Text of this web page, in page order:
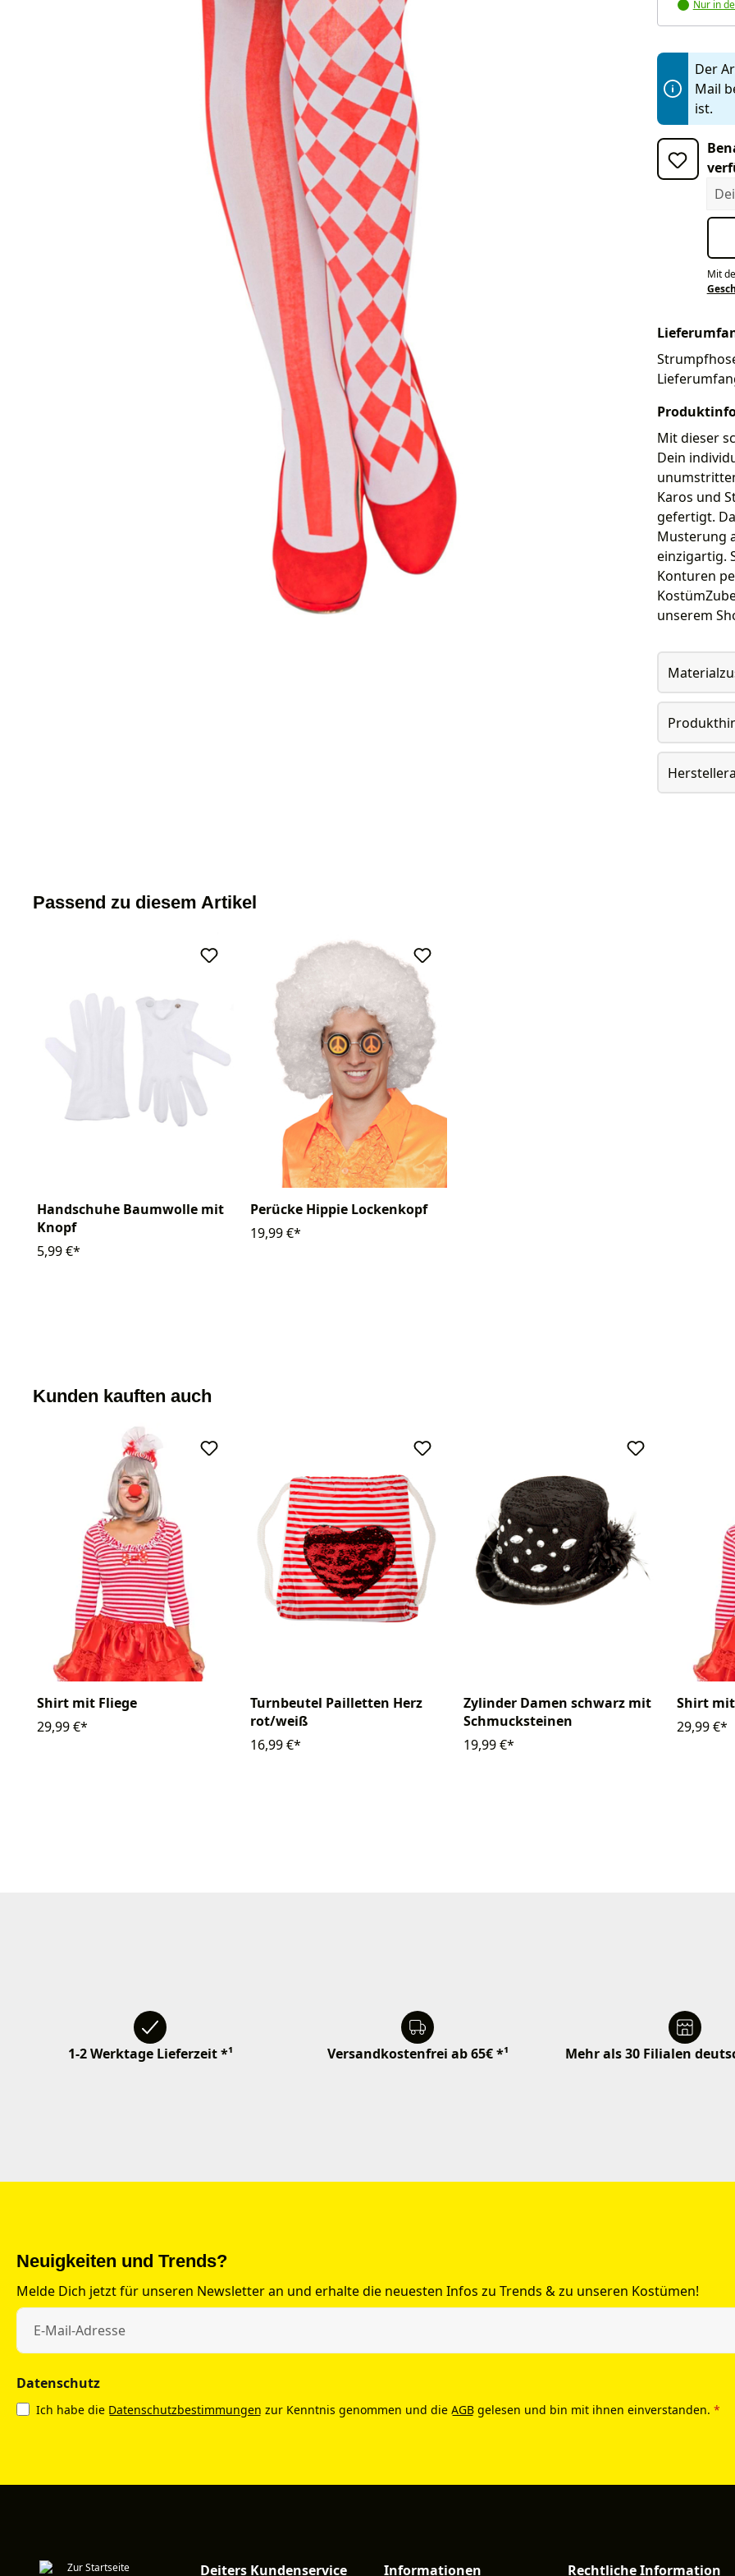
Nur in
Der
Mail
ist.
Mit
Mit dieser
Dein
Karos und
gefertigt.
Musterung
einzigartig.
Konturen
unserem
Passend zu diesem Artikel
Handschuhe Baumwolle mit
Knopf
5,99 €*
Perücke Hippie Lockenkopf
19,99 €*
Kunden kauften auch
Shirt mit Fliege
29,99 €*
Turnbeutel Pailletten Herz
rot/weiß
16,99 €*
Zylinder Damen schwarz mit
Schmucksteinen
19,99 €*
Shirt
29,99 €*
1-2 Werktage Lieferzeit *¹ Versandkostenfrei ab 65€ *¹ Mehr als 30 Filialen
Neuigkeiten und Trends?
Melde Dich jetzt für unseren Newsletter an und erhalte die neuesten Infos zu Trends & zu unseren Kostümen!
Datenschutz
Ich habe die Datenschutzbestimmungen zur Kenntnis genommen und die AGB gelesen und bin mit ihnen einverstanden. *
Deiters Kundenservice Informationen Rechtliche Information